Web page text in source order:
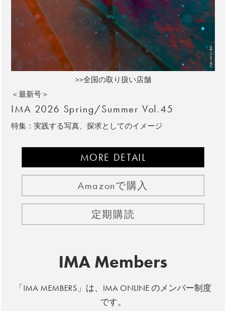
>>全国の取り扱い店舗
＜最新号＞
IMA 2026 Spring/Summer Vol.45
特集：実践する写真、探求としてのイメージ
MORE DETAIL
Amazonで購入
定期購読
IMA Members
「IMA MEMBERS」は、IMA ONLINE のメンバー制度
です。